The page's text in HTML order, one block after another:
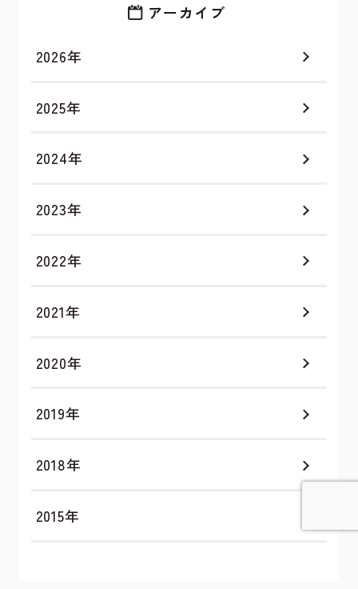
アーカイブ
2026年
2025年
2024年
2023年
2022年
2021年
2020年
2019年
2018年
2015年